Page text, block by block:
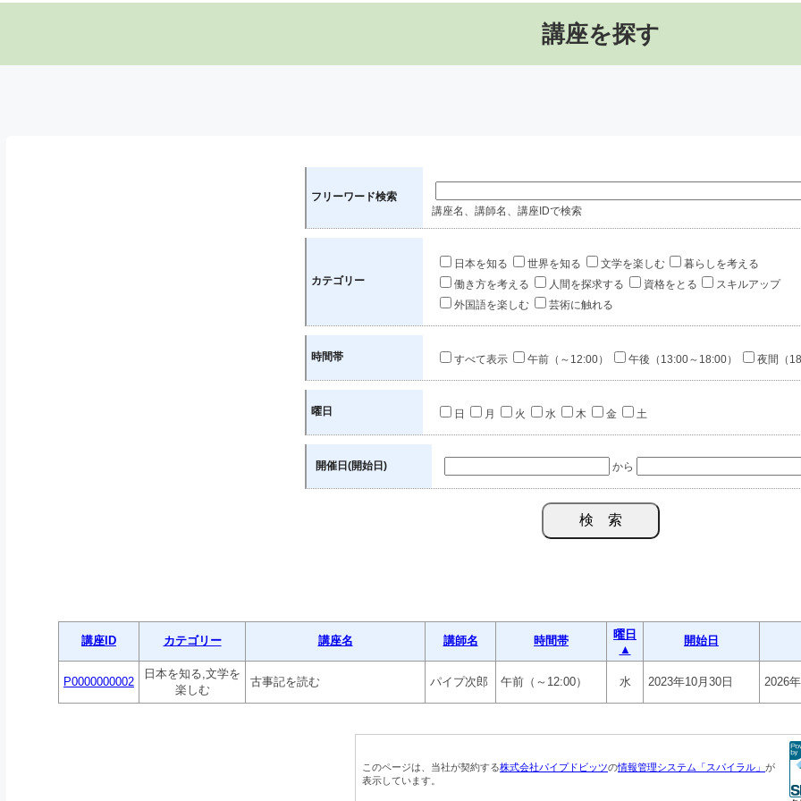
講座を探す
フリーワード検索
講座名、講師名、講座IDで検索
カテゴリー
日本を知る 世界を知る 文学を楽しむ
暮らしを考える
働き方を考える
人間を探求する 資格をとる
スキルアップ
外国語を楽しむ
芸術に触れる
時間帯 すべて表示 午前（～12:00） 午後（13:00～18:00） 夜間（
曜日 日 月 火 水 木 金 土
開催日(開始日) から
講座ID カテゴリー 講座名 講師名 時間帯
曜日
▲
開始日
P0000000002
日本を知る,文学を
楽しむ
古事記を読む パイプ次郎 午前（～12:00） 水 2023年10月30日 2026
このページは、当社が契約する株式会社パイプドビッツの情報管理システム「スパイラル」 が
表示しています。